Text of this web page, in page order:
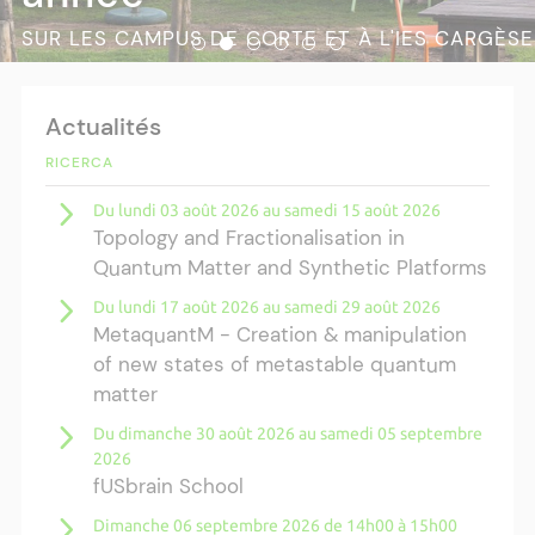
SUR LES CAMPUS DE CORTE ET À L'IES CARGÈSE
Actualités
RICERCA
Du lundi 03 août 2026 au samedi 15 août 2026
Topology and Fractionalisation in
Quantum Matter and Synthetic Platforms
Du lundi 17 août 2026 au samedi 29 août 2026
MetaquantM - Creation & manipulation
of new states of metastable quantum
matter
Du dimanche 30 août 2026 au samedi 05 septembre
2026
fUSbrain School
Dimanche 06 septembre 2026 de 14h00 à 15h00